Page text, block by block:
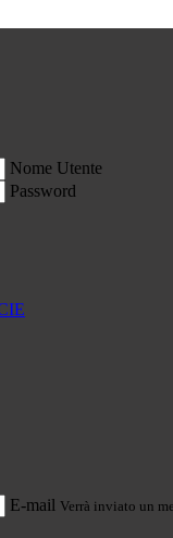
Nome Utente
Password
E-mail Verrà inviato un